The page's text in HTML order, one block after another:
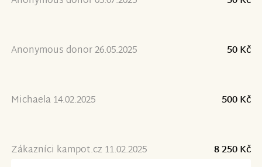
Anonymous donor 26.05.2025 50 Kč
Michaela 14.02.2025 500 Kč
Zákazníci kampot.cz 11.02.2025
8 250 Kč